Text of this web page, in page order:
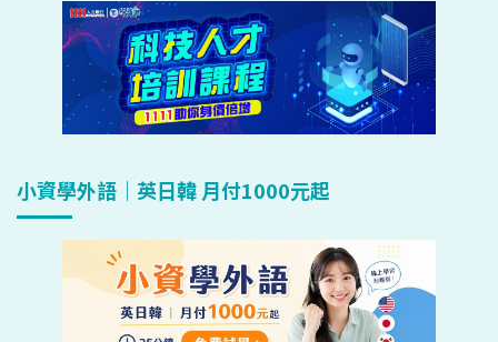
小資學外語｜英日韓 月付1000元起